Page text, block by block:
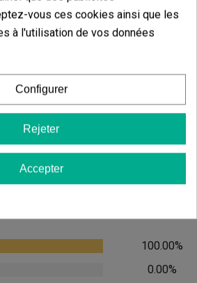
9,00 € -20%
100.00%
0.00%
vous ces cookies ainsi que les
à l'utilisation de vos données
Configurer
Rejeter
Accepter